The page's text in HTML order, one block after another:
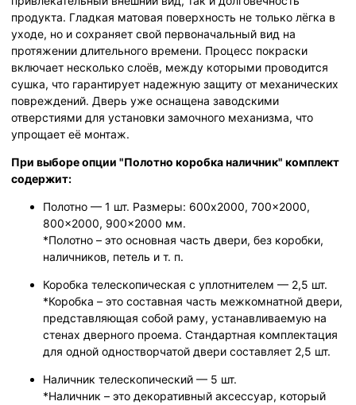
продукта. Гладкая матовая поверхность не только лёгка в
уходе, но и сохраняет свой первоначальный вид на
протяжении длительного времени. Процесс покраски
включает несколько слоёв, между которыми проводится
сушка, что гарантирует надежную защиту от механических
повреждений. Дверь уже оснащена заводскими
отверстиями для установки замочного механизма, что
упрощает её монтаж.
При выборе опции "Полотно коробка наличник" комплект
содержит:
Полотно — 1 шт. Размеры: 600x2000, 700x2000,
800x2000, 900x2000 мм.
*Полотно – это основная часть двери, без коробки,
наличников, петель и т. п.
Коробка телескопическая с уплотнителем — 2,5 шт.
*Коробка – это составная часть межкомнатной двери,
представляющая собой раму, устанавливаемую на
стенах дверного проема. Стандартная комплектация
для одной одностворчатой двери составляет 2,5 шт.
Наличник телескопический — 5 шт.
*Наличник – это декоративный аксессуар, который